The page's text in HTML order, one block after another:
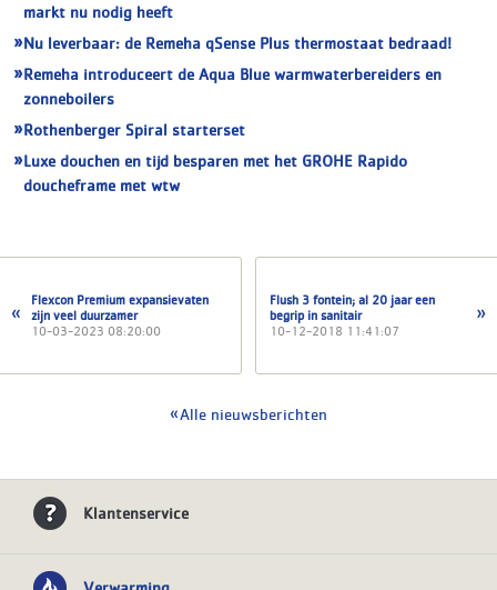
markt nu nodig heeft
Nu leverbaar: de Remeha qSense Plus thermostaat bedraad!
Remeha introduceert de Aqua Blue warmwaterbereiders en
zonneboilers
Rothenberger Spiral starterset
Luxe douchen en tijd besparen met het GROHE Rapido
doucheframe met wtw
Flexcon Premium expansievaten
zijn veel duurzamer
10-03-2023 08:20:00
Flush 3 fontein; al 20 jaar een
begrip in sanitair
10-12-2018 11:41:07
Alle nieuwsberichten
Klantenservice